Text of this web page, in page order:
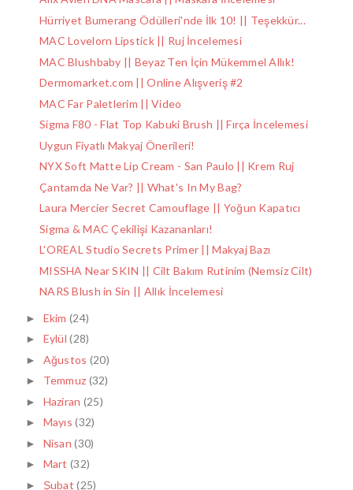
Hürriyet Bumerang Ödülleri'nde İlk 10! || Teşekkür...
MAC Lovelorn Lipstick || Ruj İncelemesi
MAC Blushbaby || Beyaz Ten İçin Mükemmel Allık!
Dermomarket.com || Online Alışveriş #2
MAC Far Paletlerim || Video
Sigma F80 - Flat Top Kabuki Brush || Fırça İncelemesi
Uygun Fiyatlı Makyaj Önerileri!
NYX Soft Matte Lip Cream - San Paulo || Krem Ruj
Çantamda Ne Var? || What's In My Bag?
Laura Mercier Secret Camouflage || Yoğun Kapatıcı
Sigma & MAC Çekilişi Kazananları!
L'OREAL Studio Secrets Primer || Makyaj Bazı
MISSHA Near SKIN || Cilt Bakım Rutinim (Nemsiz Cilt)
NARS Blush in Sin || Allık İncelemesi
► Ekim(24)
► Eylül(28)
► Ağustos (20)
► Temmuz (32)
► Haziran (25)
► Mayıs(32)
► Nisan(30)
► Mart(32)
► Şubat(25)